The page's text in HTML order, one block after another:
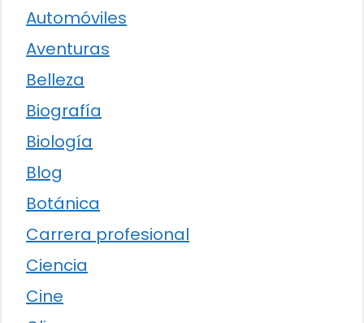
Automóviles
Aventuras
Belleza
Biografía
Biología
Blog
Botánica
Carrera profesional
Ciencia
Cine